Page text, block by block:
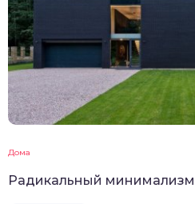
Дома
Радикальный минимализм